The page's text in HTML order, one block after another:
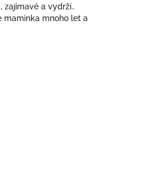
zajímavé a vydrží..
maminka mnoho let a